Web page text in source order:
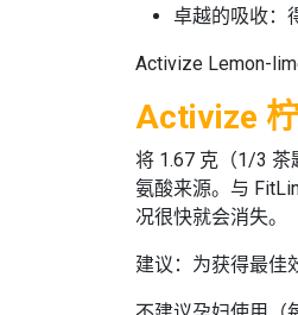
卓越的吸收：
Activize Lemon-
Activize
将 1.67 克（1/3 茶
氨酸来源。与
况很快就会消失。
建议：为获得最佳